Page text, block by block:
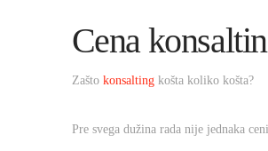
Cena
Zašto konsaltingkošta koliko košta?
Pre svega dužina rada nije jednaka ceni.